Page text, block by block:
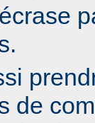
de